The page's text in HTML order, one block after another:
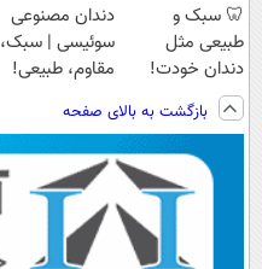
🦷 سبک و
طبیعی مثل
دندان خودت!
نصب آسان و
پرداخت اقساطی
💳 📍 تهران
دندان مصنوعی
سوئیسی | سبک،
مقاوم، طبیعی!
رایگان+پرداخت
اقساطی😍
بازگشت به بالای صفحه